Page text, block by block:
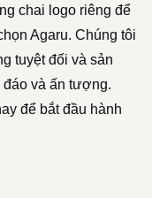
chai logo riêng để
Agaru. Chúng tôi
tuyệt đối và sản
và ấn tượng.
để bắt đầu hành